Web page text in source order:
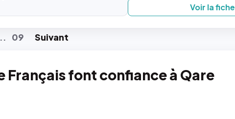
Voir la fiche
09 Suivant
Français font confiance à Qare